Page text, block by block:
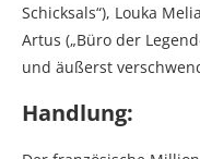
Schicksals“), Louka
Artus („Büro der
und äußerst
Handlung: